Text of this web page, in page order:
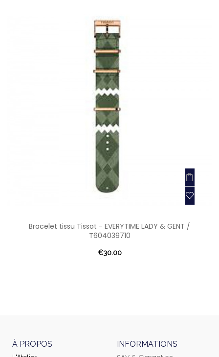
Bracelet tissu Tissot - EVERYTIME LADY & GENT /
T604039710
€30.00
À PROPOS INFORMATIONS